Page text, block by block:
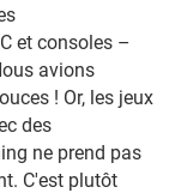
et consoles –
avions
! Or, les jeux
des
ne prend pas
C'est plutôt